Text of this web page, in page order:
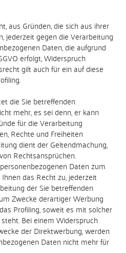
aus Gründen, die sich aus ihrer
jederzeit gegen die Verarbeitung
Daten, die aufgrund
erfolgt, Widerspruch
gilt auch für ein auf diese
die Sie betreffenden
mehr, es sei denn, er kann
für die Verarbeitung
Rechte und Freiheiten
dient der Geltendmachung,
Rechtsansprüchen.
Daten zum
das Recht zu, jederzeit
der Sie betreffenden
Zwecke derartiger Werbung
Profiling, soweit es mit solcher
Bei einem Widerspruch
der Direktwerbung, werden
Daten nicht mehr für